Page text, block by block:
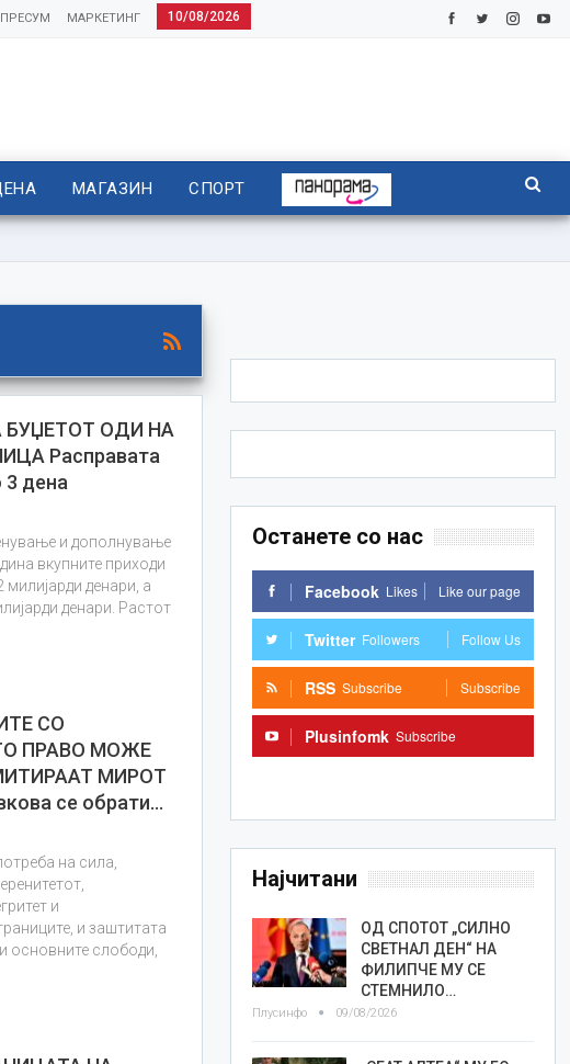
10/08/2026
МАРКЕТИНГ
МАГАЗИН СПОРТ
БУЏЕТОТ ОДИ НА
Расправата
дена
и дополнување
вкупните приходи
денари, а
денари. Растот
СО
ПРАВО МОЖЕ
МИРОТ
се обрати…
на сила,
и
и заштитата
основните слободи,
Останете со нас
Facebook Likes Like our page
Twitter Followers Follow Us
RSS Subscribe Subscribe
Plusinfomk Subscribe
Најчитани
ОД СПОТОТ „СИЛНО
СВЕТНАЛ ДЕН“ НА
ФИЛИПЧЕ МУ СЕ
СТЕМНИЛО…
Плусинфо 09/08/2026